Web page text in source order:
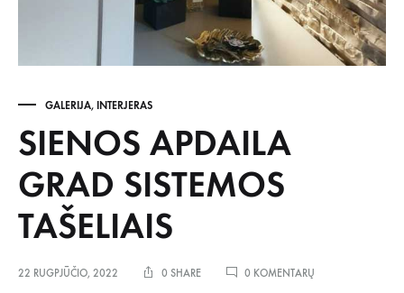
GALERIJA, INTERJERAS
SIENOS APDAILA
GRAD SISTEMOS
TAŠELIAIS
22 RUGPJŪČIO, 2022 0 SHARE 0 KOMENTARŲ